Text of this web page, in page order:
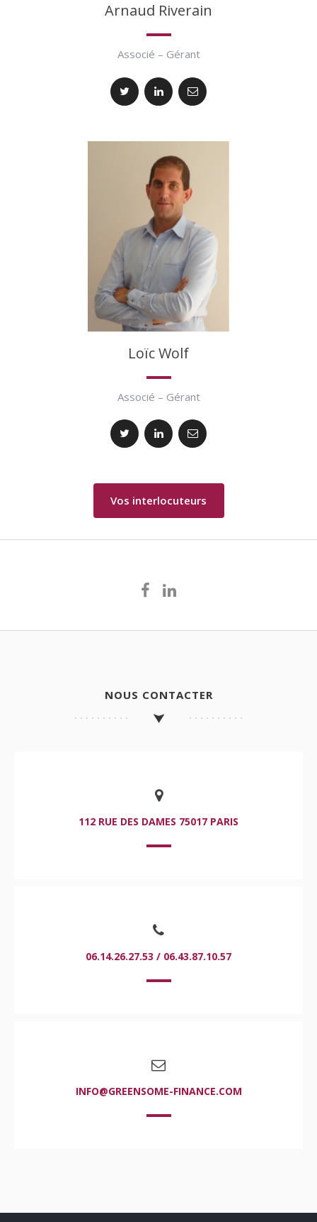
Arnaud Riverain
Associé – Gérant
Loïc Wolf
Associé – Gérant
Vos interlocuteurs
NOUS CONTACTER
112 RUE DES DAMES 75017 PARIS
06.14.26.27.53 / 06.43.87.10.57
INFO@GREENSOME-FINANCE.COM